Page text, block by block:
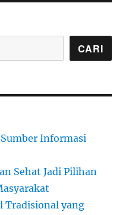
CARI
Informasi
Sehat Jadi Pilihan
Tradisional yang